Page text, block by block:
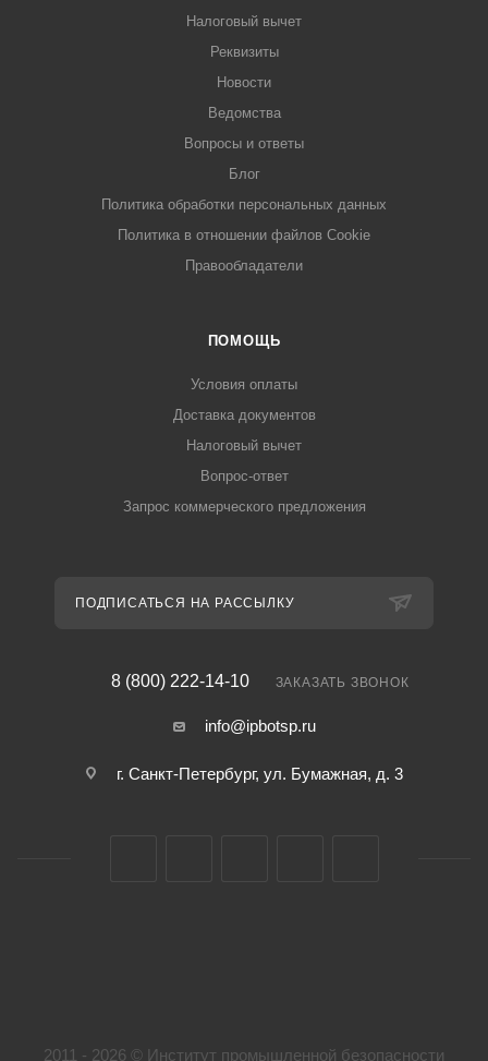
Налоговый вычет
Реквизиты
Новости
Ведомства
Вопросы и ответы
Блог
Политика обработки персональных данных
Политика в отношении файлов Cookie
Правообладатели
ПОМОЩЬ
Условия оплаты
Доставка документов
Налоговый вычет
Вопрос-ответ
Запрос коммерческого предложения
ПОДПИСАТЬСЯ НА РАССЫЛКУ
8 (800) 222-14-10 ЗАКАЗАТЬ ЗВОНОК
info@ipbotsp.ru
г. Санкт-Петербург, ул. Бумажная, д. 3
2011 - 2026 © Институт промышленной безопасности